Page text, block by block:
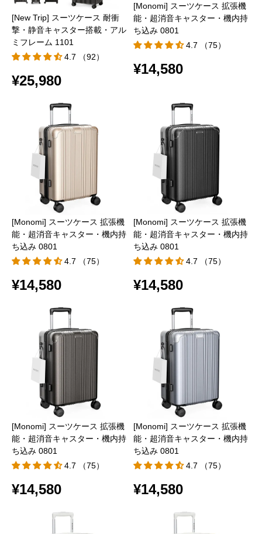
[New Trip] スーツケース 耐衝
撃・静音キャスター搭載・アル
ミフレーム 1101
4.7 （92）
¥25,980
[Monomi] スーツケース 拡張機
能・超消音キャスター・機内持
ち込み 0801
4.7 （75）
¥14,580
[Monomi] スーツケース 拡張機
能・超消音キャスター・機内持
ち込み 0801
4.7 （75）
¥14,580
[Monomi] スーツケース 拡張機
能・超消音キャスター・機内持
ち込み 0801
4.7 （75）
¥14,580
[Monomi] スーツケース 拡張機
能・超消音キャスター・機内持
ち込み 0801
4.7 （75）
¥14,580
[Monomi] スーツケース 拡張機
能・超消音キャスター・機内持
ち込み 0801
4.7 （75）
¥14,580